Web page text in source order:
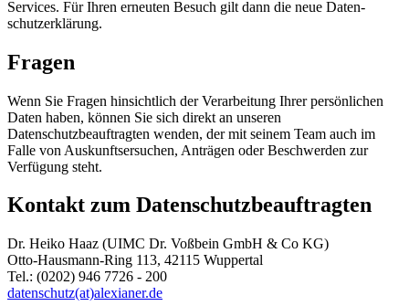
Services. Für Ihren erneuten Besuch gilt dann die neue Daten-
schutzerklärung.
Fragen
Wenn Sie Fragen hinsichtlich der Verarbeitung Ihrer persönlichen
Daten haben, können Sie sich direkt an unseren
Datenschutzbeauftragten wenden, der mit seinem Team auch im
Falle von Auskunftsersuchen, Anträgen oder Beschwerden zur
Verfügung steht.
Kontakt zum Datenschutzbeauftragten
Dr. Heiko Haaz (UIMC Dr. Voßbein GmbH & Co KG)
Otto-Hausmann-Ring 113, 42115 Wuppertal
Tel.: (0202) 946 7726 - 200
datenschutz(at)alexianer.de